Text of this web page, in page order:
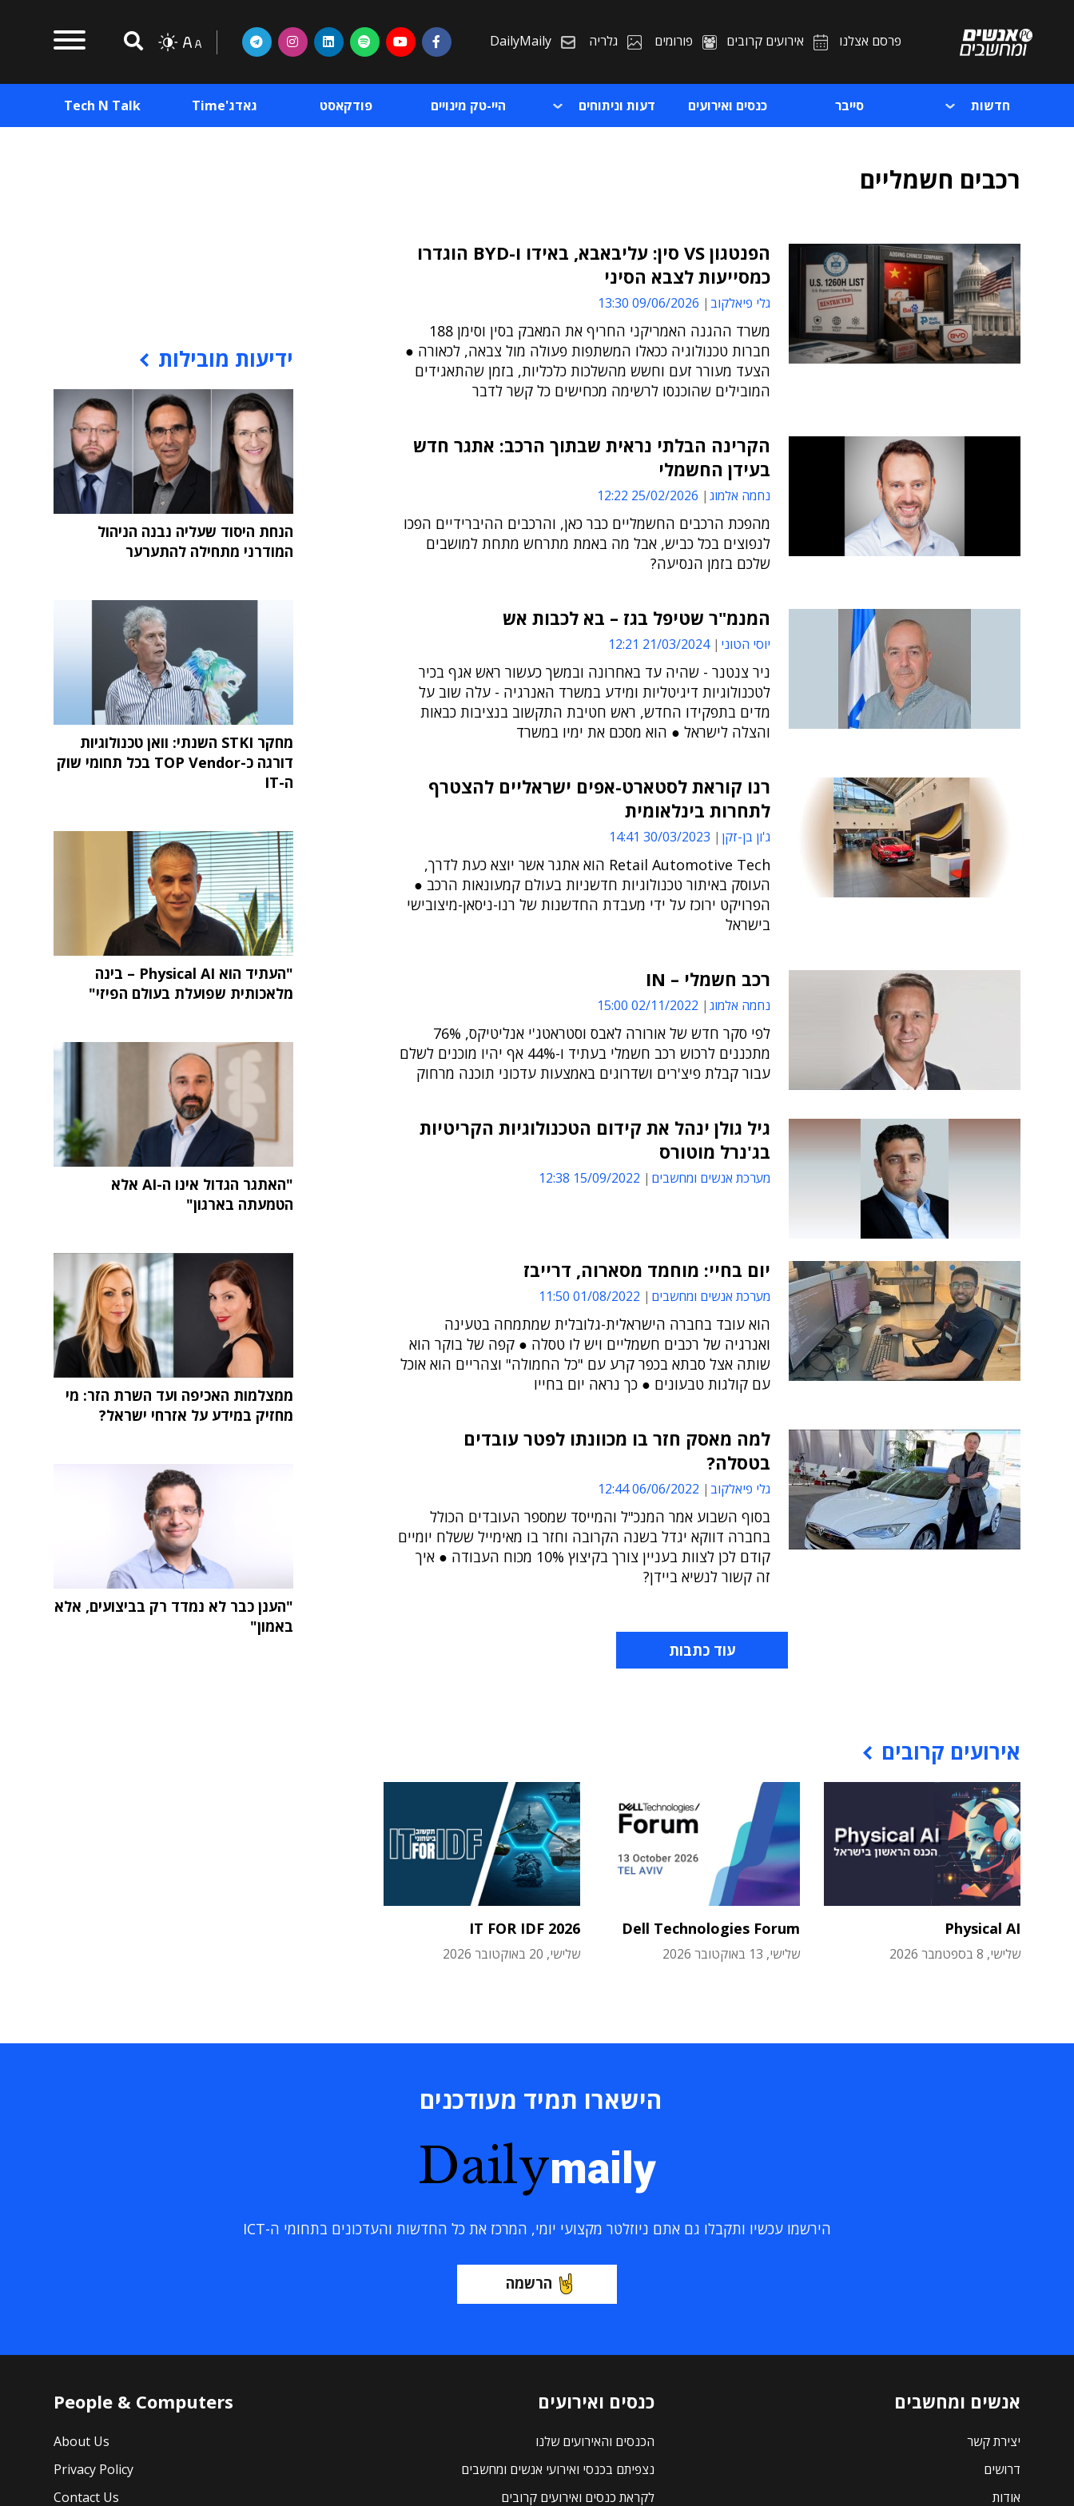
פרסם אצלנו אירועים קרובים פורומים גלריה DailyMaily
חדשות סייבר כנסים ואירועים דעות וניתוחים היי-טק מינויים פודקאסט גאדג'Time Tech N Talk
רכבים חשמליים
הפנטגון VS סין: עליבאבא, באידו ו-BYD הוגדרו
כמסייעות לצבא הסיני
גלי פיאלקוב 09/06/2026 13:30
משרד ההגנה האמריקני החריף את המאבק בסין וסימן 188
חברות טכנולוגיה ככאלו המשתפות פעולה מול צבאה, לכאורה ●
הצעד מעורר זעם וחשש מהשלכות כלכליות, בזמן שהתאגידים
המובילים שהוכנסו לרשימה מכחישים כל קשר לדבר
הקרינה הבלתי נראית שבתוך הרכב: אתגר חדש
בעידן החשמלי
נחמה אלמוג 25/02/2026 12:22
מהפכת הרכבים החשמליים כבר כאן, והרכבים ההיברידיים הפכו
לנפוצים בכל כביש, אבל מה באמת מתרחש מתחת למושבים
שלכם בזמן הנסיעה?
המנמ"ר שטיפל בגז – בא לכבות אש
יוסי הטוני 21/03/2024 12:21
ניר צנטנר - שהיה עד באחרונה ובמשך כעשור ראש אגף בכיר
לטכנולוגיות דיגיטליות ומידע במשרד האנרגיה - עלה שוב על
מדים בתפקידו החדש, ראש חטיבת התקשוב בנציבות כבאות
והצלה לישראל ● הוא מסכם את ימיו במשרד
רנו קוראת לסטארט-אפים ישראליים להצטרף
לתחרות בינלאומית
ג'ון בן-זקן 30/03/2023 14:41
Retail Automotive Tech הוא אתגר אשר יוצא כעת לדרך,
העוסק באיתור טכנולוגיות חדשניות בעולם קמעונאות הרכב ●
הפרויקט ירוכז על ידי מעבדת החדשנות של רנו-ניסאן-מיצובישי
בישראל
רכב חשמלי – IN
נחמה אלמוג 02/11/2022 15:00
לפי סקר חדש של אורורה לאבס וסטראטג'י אנליטיקס, 76%
מתכננים לרכוש רכב חשמלי בעתיד ו-44% אף יהיו מוכנים לשלם
עבור קבלת פיצ'רים ושדרוגים באמצעות עדכוני תוכנה מרחוק
גיל גולן ינהל את קידום הטכנולוגיות הקריטיות
בג'נרל מוטורס
מערכת אנשים ומחשבים 15/09/2022 12:38
יום בחיי: מוחמד מסארוה, דרייבז
מערכת אנשים ומחשבים 01/08/2022 11:50
הוא עובד בחברה הישראלית-גלובלית שמתמחה בטעינה
ואנרגיה של רכבים חשמליים ויש לו טסלה ● קפה של בוקר הוא
שותה אצל סבתא בכפר קרע עם "כל החמולה" וצהריים הוא אוכל
עם קולגות טבעונים ● כך נראה יום בחייו
למה מאסק חזר בו מכוונתו לפטר עובדים
בטסלה?
גלי פיאלקוב 06/06/2022 12:44
בסוף השבוע אמר המנכ"ל והמייסד שמספר העובדים הכולל
בחברה דווקא יגדל בשנה הקרובה וחזר בו מאימייל ששלח יומיים
קודם לכן לצוות בעניין צורך בקיצוץ 10% מכוח העבודה ● איך
זה קשור לנשיא ביידן?
עוד כתבות
אירועים קרובים
Physical AI
שלישי, 8 בספטמבר 2026
Dell Technologies Forum
שלישי, 13 באוקטובר 2026
IT FOR IDF 2026
שלישי, 20 באוקטובר 2026
ידיעות מובילות
הנחת היסוד שעליה נבנה הניהול
המודרני מתחילה להתערער
מחקר STKI השנתי: וואן טכנולוגיות
דורגה כ-TOP Vendor בכל תחומי שוק
ה-IT
"העתיד הוא Physical AI – בינה
מלאכותית שפועלת בעולם הפיזי"
"האתגר הגדול אינו ה-AI אלא
הטמעתה בארגון"
ממצלמות האכיפה ועד השרת הזר: מי
מחזיק במידע על אזרחי ישראל?
"הענן כבר לא נמדד רק בביצועים, אלא
באמון"
הישארו תמיד מעודכנים
Dailymaily
הירשמו עכשיו ותקבלו גם אתם ניוזלטר מקצועי יומי, המרכז את כל החדשות והעדכונים בתחומי ה-ICT
הרשמה
אנשים ומחשבים
יצירת קשר
דרושים
אודות
כנסים ואירועים
הכנסים והאירועים שלנו
נצפיתם בכנסי ואירועי אנשים ומחשבים
לקראת כנסים ואירועים קרובים
People & Computers
About Us
Privacy Policy
Contact Us